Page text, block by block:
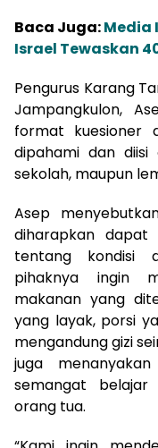
Baca Juga:Media
Israel Tewaskan
Pengurus Karang
Jampangkulon,
format kuesioner
dipahami dan
sekolah, maupun
Asep
diharapkan dapat
tentang kondisi
pihaknya ingin
makanan yang
yang layak, porsi
mengandung gizi
juga
semangat
orang tua.